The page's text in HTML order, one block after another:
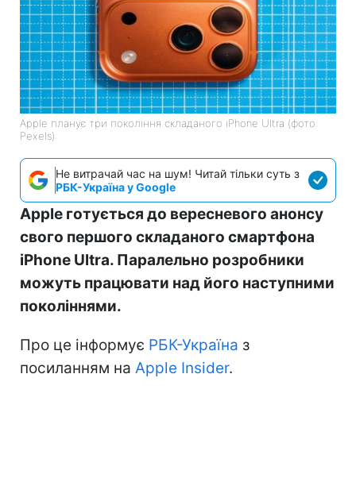
Apple планує три покоління складаного iPhone Ultra (фото:
Pexels)
Не витрачай час на шум! Читай тільки суть з
РБК-Україна у Google
Apple готується до вересневого анонсу
свого першого складаного смартфона
iPhone Ultra. Паралельно розробники
можуть працювати над його наступними
поколіннями.
Про це інформує РБК-Україна з
посиланням на Apple Insider.